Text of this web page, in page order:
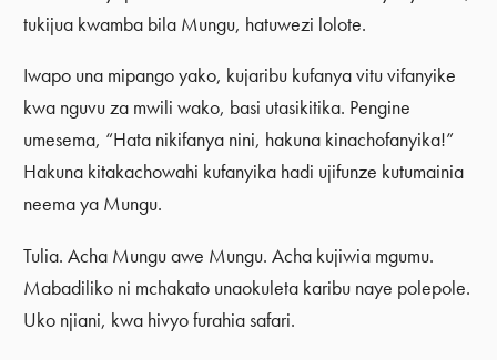
tukijua kwamba bila Mungu, hatuwezi lolote.
Iwapo una mipango yako, kujaribu kufanya vitu vifanyike
kwa nguvu za mwili wako, basi utasikitika. Pengine
umesema, “Hata nikifanya nini, hakuna kinachofanyika!”
Hakuna kitakachowahi kufanyika hadi ujifunze kutumainia
neema ya Mungu.
Tulia. Acha Mungu awe Mungu. Acha kujiwia mgumu.
Mabadiliko ni mchakato unaokuleta karibu naye polepole.
Uko njiani, kwa hivyo furahia safari.